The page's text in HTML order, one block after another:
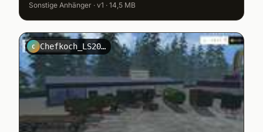
Sonstige Anhänger · v1 · 14,5 MB
C Chefkoch_LS2011